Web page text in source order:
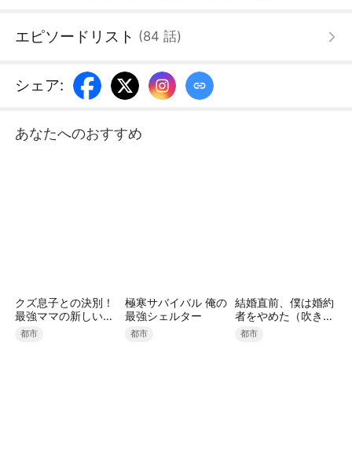
契約が満了し、菅谷成斗が帰国したことで、遠藤和司
遠藤和司の存在に慣れきっており、彼の真心に気づけ
なかった。遠藤和司が去った後、ようやく彼女は離婚
い。母からすべての真実を知り、自分が深く愛してく
エピソードリスト (84 話)
シェア:
あなたへのおすすめ
クズ息子との決別！
最強ママの新しい人
生
都市
極寒サバイバル 俺の
最強シェルター
都市
結婚直前、僕は婚約
者をやめた（吹き替
え）
都市